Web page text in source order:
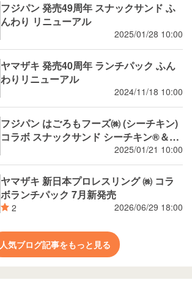
フジパン 発売49周年 スナックサンド ふ
んわり リニューアル
2025/01/28 10:00
ヤマザキ 発売40周年 ランチパック ふん
わりリニューアル
2024/11/18 10:00
フジパン はごろもフーズ㈱ (シーチキン)
コラボ スナックサンド シーチキン®️＆タ
2025/01/21 10:00
ヤマザキ 新日本プロレスリング ㈱ コラ
ボランチパック 7月新発売
2 2026/06/29 18:00
人気ブログ記事をもっと見る